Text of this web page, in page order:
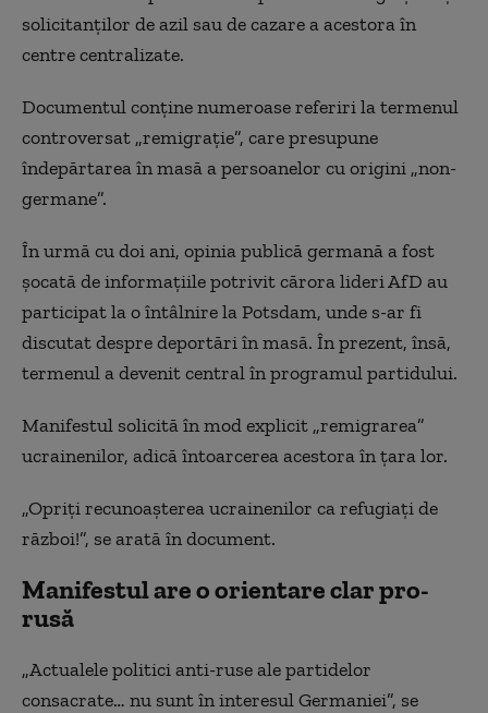
solicitanților de azil sau de cazare a acestora în
centre centralizate.
Documentul conține numeroase referiri la termenul
controversat „remigrație”, care presupune
îndepărtarea în masă a persoanelor cu origini „non-
germane”.
În urmă cu doi ani, opinia publică germană a fost
șocată de informațiile potrivit cărora lideri AfD au
participat la o întâlnire la Potsdam, unde s-ar fi
discutat despre deportări în masă. În prezent, însă,
termenul a devenit central în programul partidului.
Manifestul solicită în mod explicit „remigrarea”
ucrainenilor, adică întoarcerea acestora în țara lor.
„Opriți recunoașterea ucrainenilor ca refugiați de
război!”, se arată în document.
Manifestul are o orientare clar pro-
rusă
„Actualele politici anti-ruse ale partidelor
consacrate… nu sunt în interesul Germaniei”, se